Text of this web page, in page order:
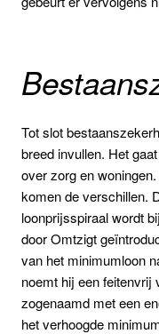
Tot slot
breed invullen. Het
over zorg en
komen de verschillen.
loonprijsspiraal wordt
door Omtzigt
van het minimumloon
noemt hij een feitenvrij
zogenaamd met een
het verhoogde